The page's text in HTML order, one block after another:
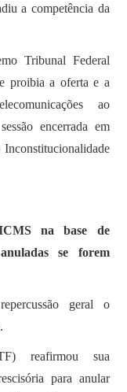
a competência da
Tribunal Federal
proibia a oferta e a
ao
encerrada em
na base de
se forem
geral o
reafirmou sua
para anular